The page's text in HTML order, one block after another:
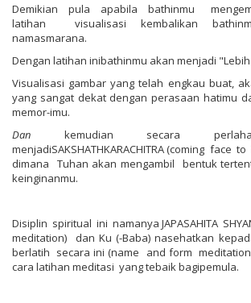
Demikian pula apabila bathinmu
latihan visualisasi kembalikan
namasmarana.
Dengan latihan inibathinmu akan menjadi "Lebih
Visualisasi gambar yang telah engkau buat,
yang sangat dekat dengan perasaan hatimu
memor-imu.
Dan
kemudian secara
menjadiSAKSHATHKARACHITRA (coming face
dimana Tuhan akan mengambil bentuk
keinginanmu.
Disiplin spiritual ini namanya JAPASAHITA
meditation) dan Ku (-Baba) nasehatkan
berlatih secara ini (name and form
cara latihan meditasi yang tebaik bagipemula.